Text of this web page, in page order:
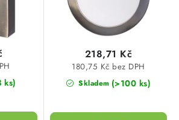
kategorie dle výrobců
ks) Skladem (>100 ks)
180,75 Kč bez DPH
218,71 Kč